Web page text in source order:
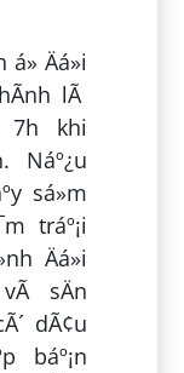
Äá»i
lÃ
7h khi
Náº¿u
sá»m
tráº¡i
Äá»i
vÃ sÄn
dÃ¢u
báº¡n